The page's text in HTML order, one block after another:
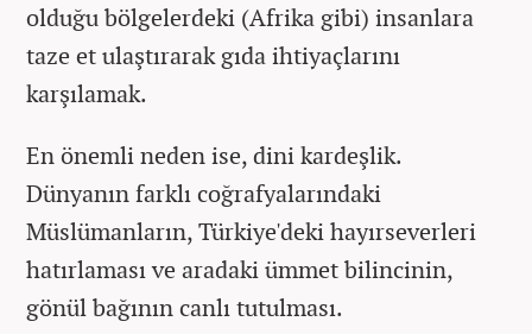
olduğu bölgelerdeki (Afrika gibi) insanlara
taze et ulaştırarak gıda ihtiyaçlarını
karşılamak.
En önemli neden ise, dini kardeşlik.
Dünyanın farklı coğrafyalarındaki
Müslümanların, Türkiye'deki hayırseverleri
hatırlaması ve aradaki ümmet bilincinin,
gönül bağının canlı tutulması.